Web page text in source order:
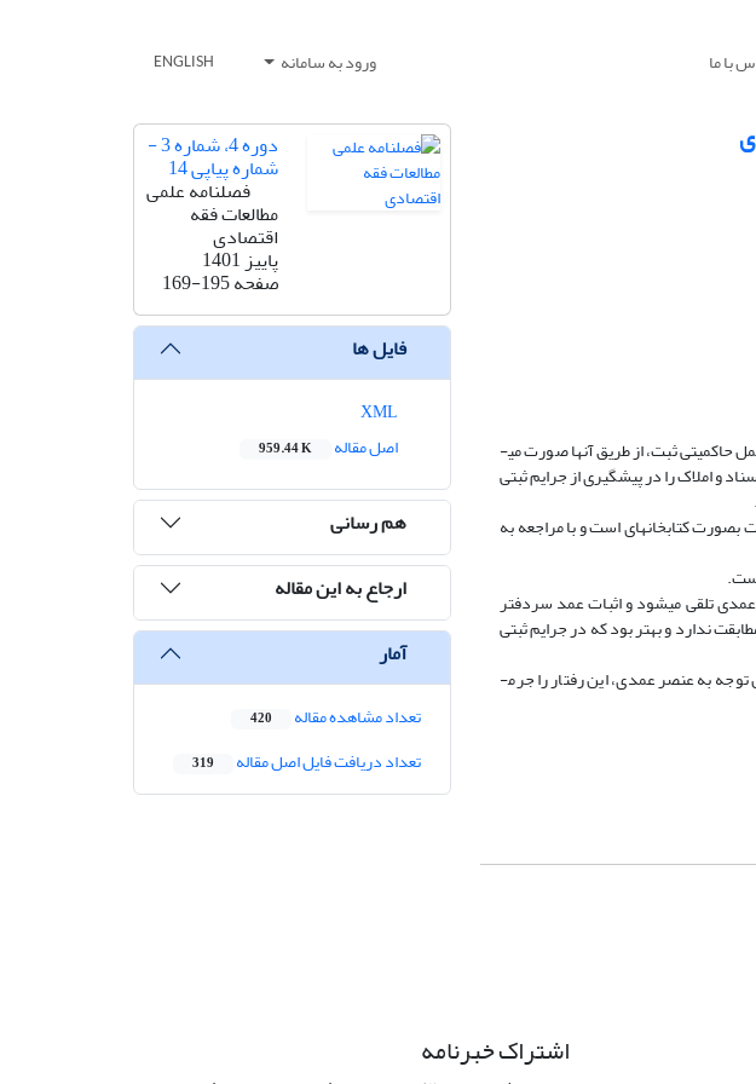
با ما ورود به سامانه ENGLISH
حاکمیتی ثبت، از طریق آنها صورت می­
و املاک را در پیشگیری از جرایم ثبتی
کتابخانه‏ای است و با مراجعه به
عمدی تلقی می­شود و اثبات عمد سردفتر
ندارد و بهتر بود که در جرایم ثبتی
به عنصر عمدی، این رفتار را جرم­
دوره 4، شماره 3 -
شماره پیاپی 14
فصلنامه علمی
مطالعات فقه
اقتصادی
پاییز 1401
صفحه169-195
فایل ها
اصل مقاله
959.44 K
هم رسانی
ارجاع به این مقاله
آمار
تعداد مشاهده مقاله 420
تعداد دریافت فایل اصل مقاله 319
اشتراک خبرنامه